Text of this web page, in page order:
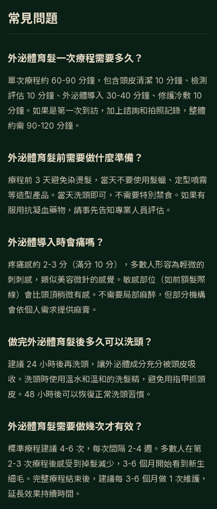
常見問題
外泌體育髮一次療程需要多久？
單次療程約 60-90 分鐘，包含頭皮清潔 10 分鐘、檢測
評估 10 分鐘、外泌體導入 30-40 分鐘、修護冷敷 10
分鐘。如果是第一次到訪，加上諮詢和拍照記錄，整體
約需 90-120 分鐘。
外泌體育髮前需要做什麼準備？
療程前 3 天避免染燙髮，當天不要使用髮蠟、定型噴霧
等造型產品。當天洗頭即可，不需要特別禁食。如果有
服用抗凝血藥物，請事先告知專業人員評估。
外泌體導入時會痛嗎？
疼痛感約 2-3 分（滿分 10 分），多數人形容為輕微的
刺刺感，類似美容微針的感覺。敏感部位（如前額髮際
線）會比頭頂稍微有感。不需要局部麻醉，但部分機構
會依個人需求提供麻膏。
做完外泌體育髮後多久可以洗頭？
建議 24 小時後再洗頭，讓外泌體成分充分被頭皮吸
收。洗頭時使用溫水和溫和的洗髮精，避免用指甲抓頭
皮。48 小時後可以恢復正常洗頭習慣。
外泌體育髮需要做幾次才有效？
標準療程建議 4-6 次，每次間隔 2-4 週。多數人在第
2-3 次療程後感受到掉髮減少，3-6 個月開始看到新生
細毛。完整療程結束後，建議每 3-6 個月做 1 次維護，
延長效果持續時間。